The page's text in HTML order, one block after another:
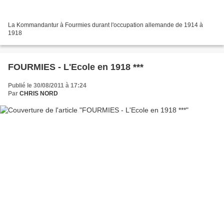
La Kommandantur à Fourmies durant l'occupation allemande de 1914 à
1918
FOURMIES - L'Ecole en 1918 ***
Publié le 30/08/2011 à 17:24
Par CHRIS NORD